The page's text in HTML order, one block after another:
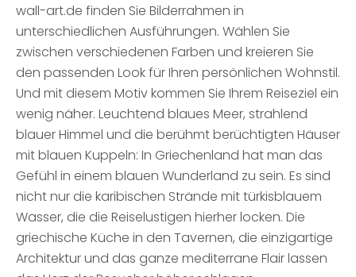
wall-art.de finden Sie Bilderrahmen in
unterschiedlichen Ausführungen. Wählen Sie
zwischen verschiedenen Farben und kreieren Sie
den passenden Look für Ihren persönlichen Wohnstil.
Und mit diesem Motiv kommen Sie Ihrem Reiseziel ein
wenig näher. Leuchtend blaues Meer, strahlend
blauer Himmel und die berühmt berüchtigten Häuser
mit blauen Kuppeln: In Griechenland hat man das
Gefühl in einem blauen Wunderland zu sein. Es sind
nicht nur die karibischen Strände mit türkisblauem
Wasser, die die Reiselustigen hierher locken. Die
griechische Küche in den Tavernen, die einzigartige
Architektur und das ganze mediterrane Flair lassen